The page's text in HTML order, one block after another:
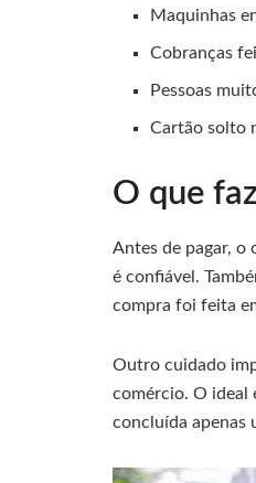
Maquinhas
Cobranças
Pessoas
Cartão solto
O que
Antes de pagar, o
é confiável.
compra foi feita
Outro cuidado
comércio. O ideal
concluída apenas